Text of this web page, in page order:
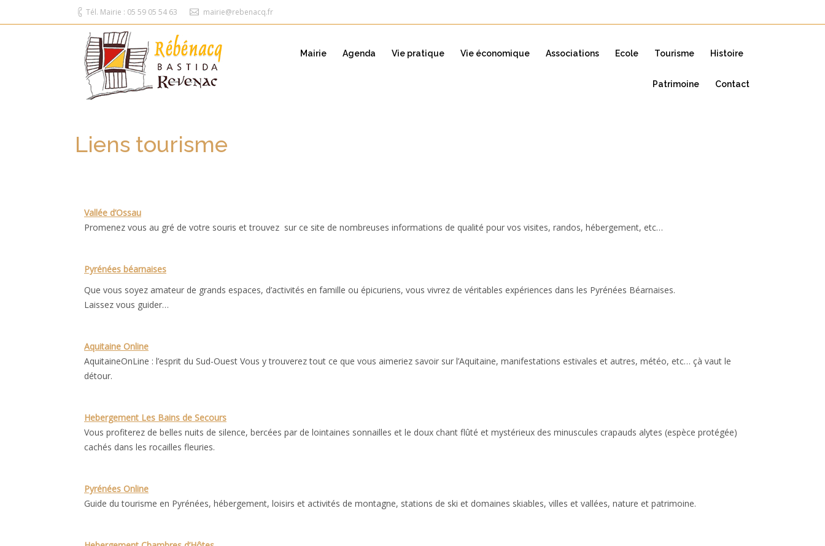
Tél. Mairie : 05 59 05 54 63 mairie@rebenacq.fr
Mairie Agenda Vie pratique Vie économique Associations Ecole Tourisme Histoire
Patrimoine Contact
Liens tourisme
Vallée d’Ossau
Promenez vous au gré de votre souris et trouvez sur ce site de nombreuses informations de qualité pour vos visites, randos, hébergement, etc…
Pyrénées béarnaises
Que vous soyez amateur de grands espaces, d’activités en famille ou épicuriens, vous vivrez de véritables expériences dans les Pyrénées Béarnaises.
Laissez vous guider…
Aquitaine Online
AquitaineOnLine : l’esprit du Sud-Ouest Vous y trouverez tout ce que vous aimeriez savoir sur l’Aquitaine, manifestations estivales et autres, météo, etc… çà vaut le
détour.
Hebergement Les Bains de Secours
Vous profiterez de belles nuits de silence, bercées par de lointaines sonnailles et le doux chant flûté et mystérieux des minuscules crapauds alytes (espèce protégée)
cachés dans les rocailles fleuries.
Pyrénées Online
Guide du tourisme en Pyrénées, hébergement, loisirs et activités de montagne, stations de ski et domaines skiables, villes et vallées, nature et patrimoine.